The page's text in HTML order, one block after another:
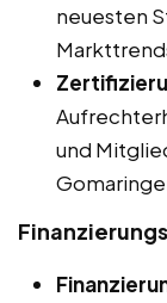
neuesten
und